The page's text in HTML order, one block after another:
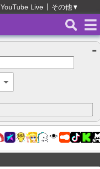
YouTube Live その他▼
＝